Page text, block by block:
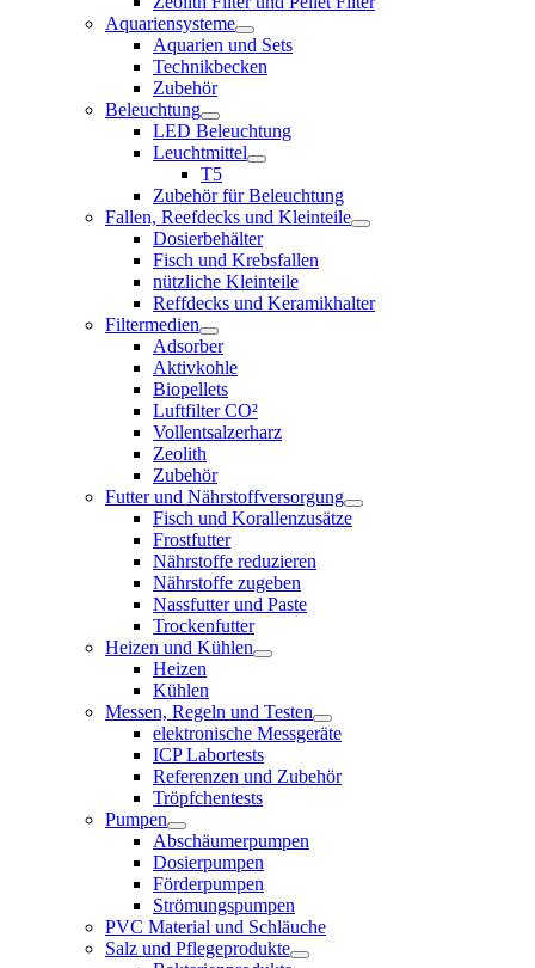
Aquariensysteme
Aquarien und Sets
Technikbecken
Zubehör
Beleuchtung
LED Beleuchtung
Leuchtmittel
T5
Zubehör für Beleuchtung
Fallen, Reefdecks und Kleinteile
Dosierbehälter
Fisch und Krebsfallen
nützliche Kleinteile
Reffdecks und Keramikhalter
Filtermedien
Adsorber
Aktivkohle
Biopellets
Luftfilter CO²
Vollentsalzerharz
Zeolith
Zubehör
Futter und Nährstoffversorgung
Fisch und Korallenzusätze
Frostfutter
Nährstoffe reduzieren
Nährstoffe zugeben
Nassfutter und Paste
Trockenfutter
Heizen und Kühlen
Heizen
Kühlen
Messen, Regeln und Testen
elektronische Messgeräte
ICP Labortests
Referenzen und Zubehör
Tröpfchentests
Pumpen
Abschäumerpumpen
Dosierpumpen
Förderpumpen
Strömungspumpen
PVC Material und Schläuche
Salz und Pflegeprodukte